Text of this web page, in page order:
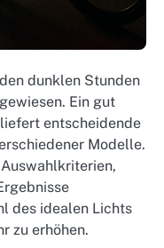
dunklen Stunden
Ein gut
liefert entscheidende
Modelle.
des idealen Lichts
zu erhöhen.